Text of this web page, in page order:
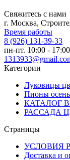
Свяжитесь с нами
г. Москва,
Время работы
8 (926) 131-39-33
пн-пт. 10:00 - 17:00
Категории
Луковицы
Пионы
КАТАЛОГ
РАССАДА
Страницы
УСЛОВИЯ
Доставка и